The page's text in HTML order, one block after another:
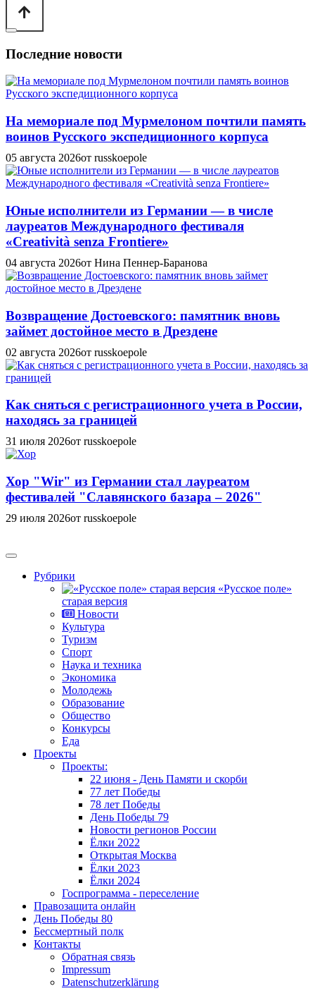
Последние новости
На мемориале под Мурмелоном почтили память
воинов Русского экспедиционного корпуса
05 августа 2026от russkoepole
Юные исполнители из Германии — в числе
лауреатов Международного фестиваля
«Creatività senza Frontiere»
04 августа 2026от Нина Пеннер-Баранова
Возвращение Достоевского: памятник вновь
займет достойное место в Дрездене
02 августа 2026от russkoepole
Как сняться с регистрационного учета в России,
находясь за границей
31 июля 2026от russkoepole
Хор "Wir" из Германии стал лауреатом
фестивалей "Славянского базара – 2026"
29 июля 2026от russkoepole
Рубрики
«Русское поле»
старая версия
Новости
Культура
Туризм
Спорт
Наука и техника
Экономика
Молодежь
Образование
Общество
Конкурсы
Еда
Проекты
Проекты:
22 июня - День Памяти и скорби
77 лет Победы
78 лет Победы
День Победы 79
Новости регионов России
Ёлки 2022
Открытая Москва
Ёлки 2023
Ёлки 2024
Госпрограмма - переселение
Правозащита онлайн
День Победы 80
Бессмертный полк
Контакты
Обратная связь
Impressum
Datenschutzerklärung